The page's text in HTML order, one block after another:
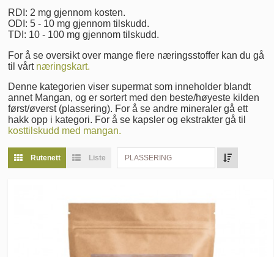
RDI: 2 mg gjennom kosten.
ODI: 5 - 10 mg gjennom tilskudd.
TDI: 10 - 100 mg gjennom tilskudd.
For å se oversikt over mange flere næringsstoffer kan du gå
til vårt næringskart.
Denne kategorien viser supermat som inneholder blandt
annet Mangan, og er sortert med den beste/høyeste kilden
først/øverst (plassering). For å se andre mineraler gå ett
hakk opp i kategori. For å se kapsler og ekstrakter gå til
kosttilskudd med mangan.
Rutenett Liste PLASSERING